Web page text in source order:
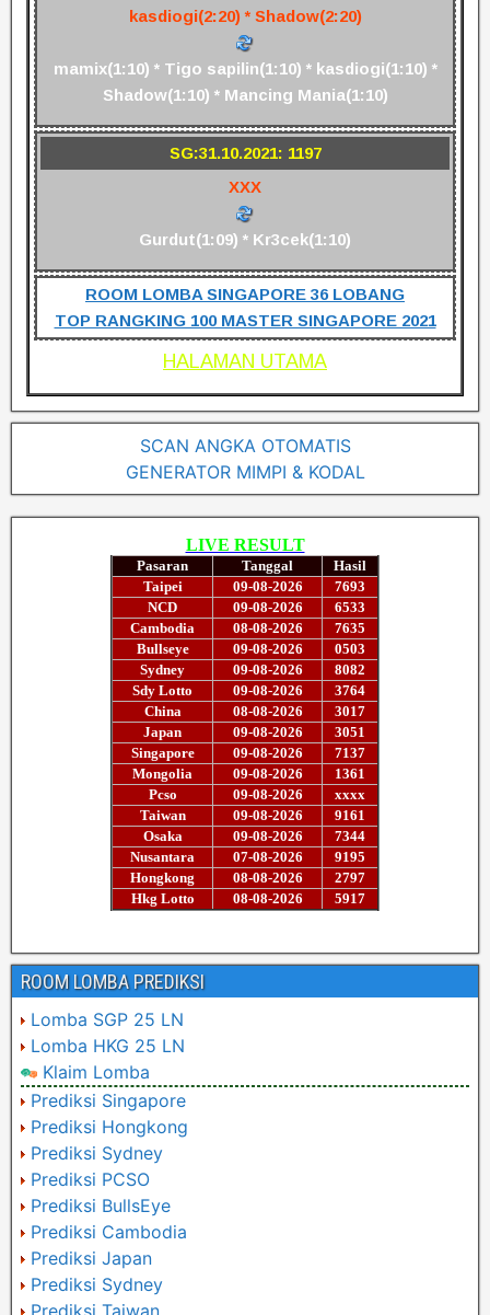
kasdiogi(2:20) * Shadow(2:20)
mamix(1:10) * Tigo sapilin(1:10) * kasdiogi(1:10) *
Shadow(1:10) * Mancing Mania(1:10)
SG:31.10.2021: 1197
XXX
Gurdut(1:09) * Kr3cek(1:10)
ROOM LOMBA SINGAPORE 36 LOBANG
TOP RANGKING 100 MASTER SINGAPORE 2021
HALAMAN UTAMA
SCAN ANGKA OTOMATIS
GENERATOR MIMPI & KODAL
ROOM LOMBA PREDIKSI
Lomba SGP 25 LN
Lomba HKG 25 LN
Klaim Lomba
Prediksi Singapore
Prediksi Hongkong
Prediksi Sydney
Prediksi PCSO
Prediksi BullsEye
Prediksi Cambodia
Prediksi Japan
Prediksi Sydney
Prediksi Taiwan